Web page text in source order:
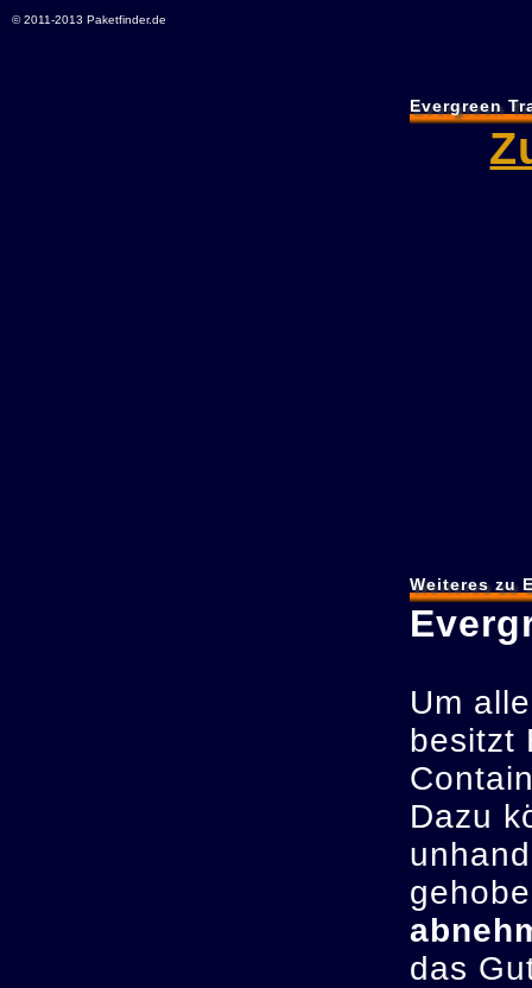
© 2011-2013 Paketfinder.de
Evergreen
Weiteres zu
Um
besitzt
Dazu
das